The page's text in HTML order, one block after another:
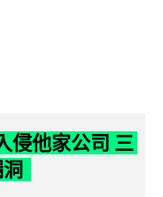
侵他家公司 三